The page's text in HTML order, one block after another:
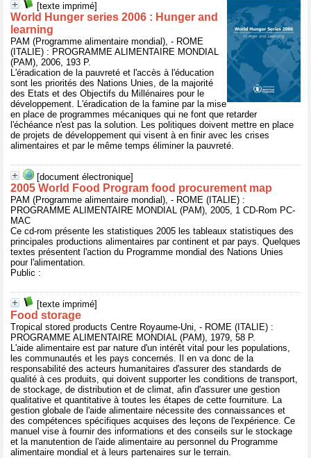
[texte imprimé]
World Hunger series 2006 : Hunger and
learning
PAM (Programme alimentaire mondial), - ROME
(ITALIE) : PROGRAMME ALIMENTAIRE MONDIAL
(PAM), 2006, 193 P.
L'éradication de la pauvreté et l'accès à l'éducation
sont les priorités des Nations Unies, de la majorité
des Etats et des Objectifs du Millénaires pour le
développement. L'éradication de la famine par la mise
en place de programmes mécaniques qui ne font que retarder
l'échéance n'est pas la solution. Les politiques doivent mettre en place
de projets de développement qui visent à en finir avec les crises
alimentaires et par le même temps éliminer la pauvreté.
[document électronique]
2005 World Food Program food procurement map
PAM (Programme alimentaire mondial), - ROME (ITALIE) :
PROGRAMME ALIMENTAIRE MONDIAL (PAM), 2005, 1 CD-Rom PC-
MAC
Ce cd-rom présente les statistiques 2005 les tableaux statistiques des
principales productions alimentaires par continent et par pays. Quelques
textes présentent l'action du Programme mondial des Nations Unies
pour l'alimentation.
Public :
[texte imprimé]
Food storage
Tropical stored products Centre Royaume-Uni, - ROME (ITALIE) :
PROGRAMME ALIMENTAIRE MONDIAL (PAM), 1979, 58 P.
L'aide alimentaire est par nature d'un intérêt vital pour les populations,
les communautés et les pays concernés. Il en va donc de la
responsabilité des acteurs humanitaires d'assurer des standards de
qualité à ces produits, qui doivent supporter les conditions de transport,
de stockage, de distribution et de climat, afin d'assurer une gestion
qualitative et quantitative à toutes les étapes de cette fourniture. La
gestion globale de l'aide alimentaire nécessite des connaissances et
des compétences spécifiques acquises des leçons de l'expérience. Ce
manuel vise à fournir des informations et des conseils sur le stockage
et la manutention de l'aide alimentaire au personnel du Programme
alimentaire mondial et à leurs partenaires sur le terrain.